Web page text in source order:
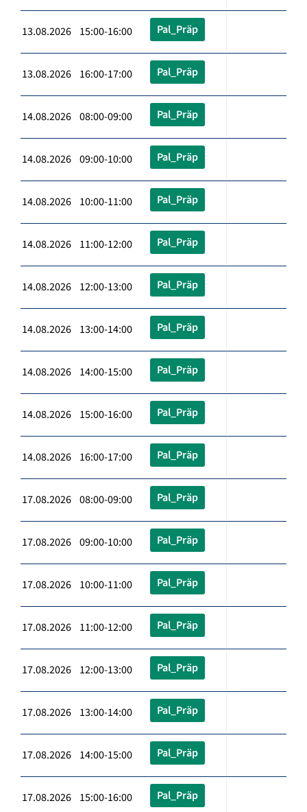
13.08.2026 15:00-16:00 Pal_Präp
13.08.2026 16:00-17:00 Pal_Präp
14.08.2026 08:00-09:00 Pal_Präp
14.08.2026 09:00-10:00 Pal_Präp
14.08.2026 10:00-11:00 Pal_Präp
14.08.2026 11:00-12:00 Pal_Präp
14.08.2026 12:00-13:00 Pal_Präp
14.08.2026 13:00-14:00 Pal_Präp
14.08.2026 14:00-15:00 Pal_Präp
14.08.2026 15:00-16:00 Pal_Präp
14.08.2026 16:00-17:00 Pal_Präp
17.08.2026 08:00-09:00 Pal_Präp
17.08.2026 09:00-10:00 Pal_Präp
17.08.2026 10:00-11:00 Pal_Präp
17.08.2026 11:00-12:00 Pal_Präp
17.08.2026 12:00-13:00 Pal_Präp
17.08.2026 13:00-14:00 Pal_Präp
17.08.2026 14:00-15:00 Pal_Präp
17.08.2026 15:00-16:00 Pal_Präp